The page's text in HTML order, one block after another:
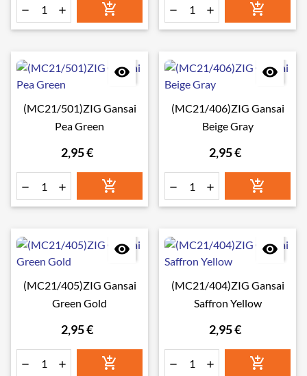
     

(MC21/501)ZIG Gansai
Pea Green
2,95 €
  

(MC21/406)ZIG Gansai
Beige Gray
2,95 €
  

(MC21/405)ZIG Gansai
Green Gold
2,95 €
  

(MC21/404)ZIG Gansai
Saffron Yellow
2,95 €
  